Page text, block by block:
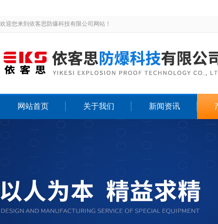
欢迎您来到依客思防爆科技有限公司网站！
网站首页 关于我们 新闻资讯